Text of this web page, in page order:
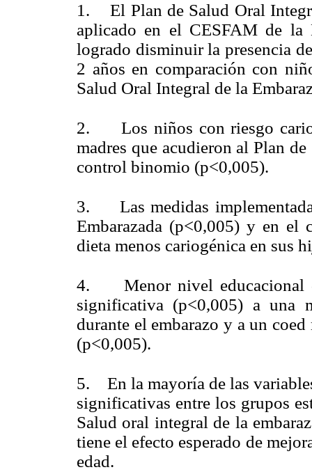
1. El Plan de Salud Oral
aplicado en el CESFAM de la
logrado disminuir la presencia
2 años en comparación con
Salud Oral Integral de la
2. Los niños con riesgo
madres que acudieron al Plan
control binomio (p<0,005).
3. Las medidas
Embarazada (p<0,005) y en
dieta menos cariogénica en sus
4. Menor nivel educacional
significativa (p<0,005) a una
durante el embarazo y a un
(p<0,005).
5. En la mayoría de las
significativas entre los grupos
Salud oral integral de la
tiene el efecto esperado de
edad.